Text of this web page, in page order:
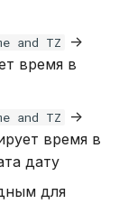
and TZ ->
время в
and TZ ->
время в
дату
для